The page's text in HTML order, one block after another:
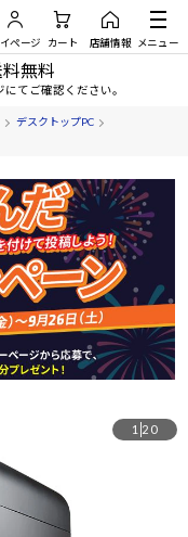
ページ カート 店舗情報 メニュー
無料
てご確認ください。
デスクトップPC
1 20